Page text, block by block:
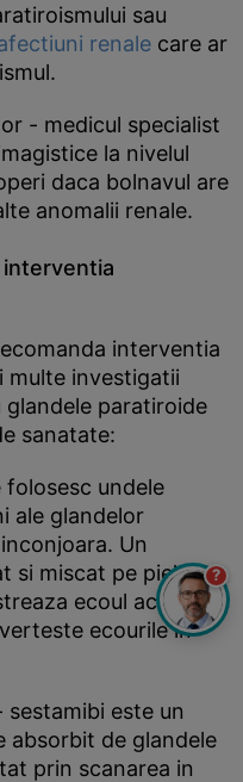
sau
renale care ar
- medicul specialist
la nivelul
daca bolnavul are
anomalii renale.
interventia
multe investigatii
glandele paratiroide
sanatate:
undele
ale glandelor
Un
si miscat pe piele,
ecoul acestora,
ecourile in
este un
absorbit de glandele
prin scanarea in
?